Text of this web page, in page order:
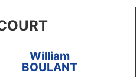
William
BOULANT